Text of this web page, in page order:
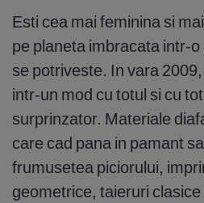
Esti cea mai feminina si
pe planeta imbracata intr-
se potriveste. In vara
intr-un mod cu totul si cu
surprinzator. Materiale
care cad pana in pamant
frumusetea piciorului,
geometrice, taieruri